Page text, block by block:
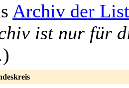
Archiv der
ist nur für
)